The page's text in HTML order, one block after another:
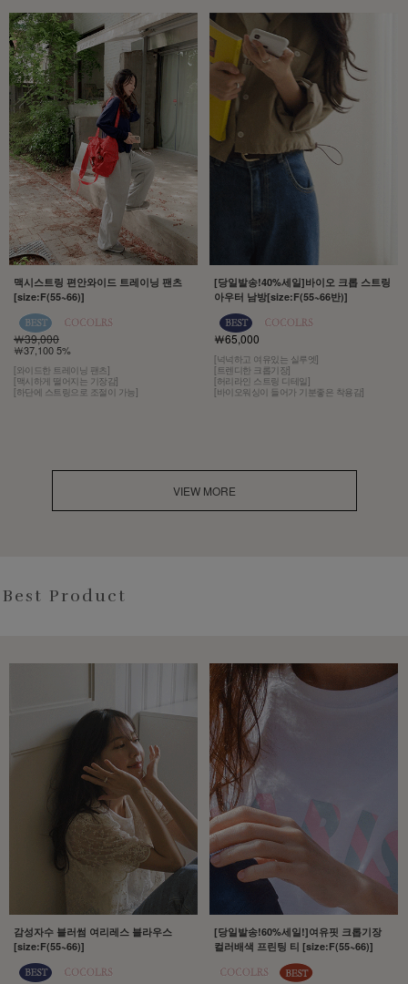
맥시스트링 편안와이드 트레이닝 팬츠
[size:F(55~66)]
￦39,000
￦37,100 5%
[와이드한 트레이닝 팬츠]
[맥시하게 떨어지는 기장감]
[하단에 스트링으로 조절이 가능]
[당일발송!40%세일]바이오 크롭 스트링
아우터 남방[size:F(55~66반)]
￦65,000
[넉넉하고 여유있는 실루엣]
[트렌디한 크롭기장]
[허리라인 스트링 디테일]
[바이오워싱이 들어가 기분좋은 착용감]
VIEW MORE
Best Product
감성자수 블러썸 여리레스 블라우스
[size:F(55~66)]
[당일발송!60%세일!]여유핏 크롭기장
컬러배색 프린팅 티 [size:F(55~66)]